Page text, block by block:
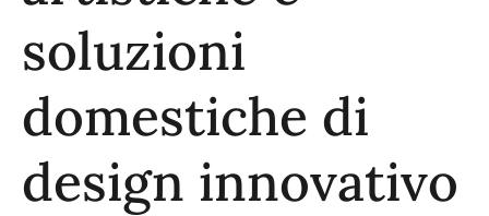
soluzioni
domestiche di
design innovativo